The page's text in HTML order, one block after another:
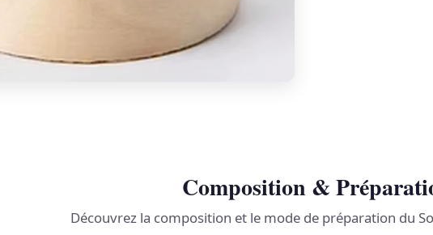
Composition &
Découvrez la composition et le mode de préparation du